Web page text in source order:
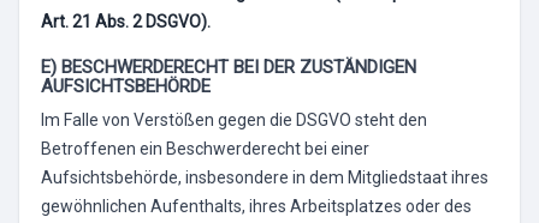
Art. 21 Abs. 2 DSGVO).
E) BESCHWERDERECHT BEI DER ZUSTÄNDIGEN
AUFSICHTSBEHÖRDE
Im Falle von Verstößen gegen die DSGVO steht den
Betroffenen ein Beschwerderecht bei einer
Aufsichtsbehörde, insbesondere in dem Mitgliedstaat ihres
gewöhnlichen Aufenthalts, ihres Arbeitsplatzes oder des